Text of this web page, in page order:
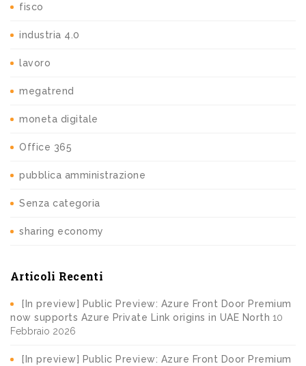
fisco
industria 4.0
lavoro
megatrend
moneta digitale
Office 365
pubblica amministrazione
Senza categoria
sharing economy
Articoli Recenti
[In preview] Public Preview: Azure Front Door Premium
now supports Azure Private Link origins in UAE North 10
Febbraio 2026
[In preview] Public Preview: Azure Front Door Premium